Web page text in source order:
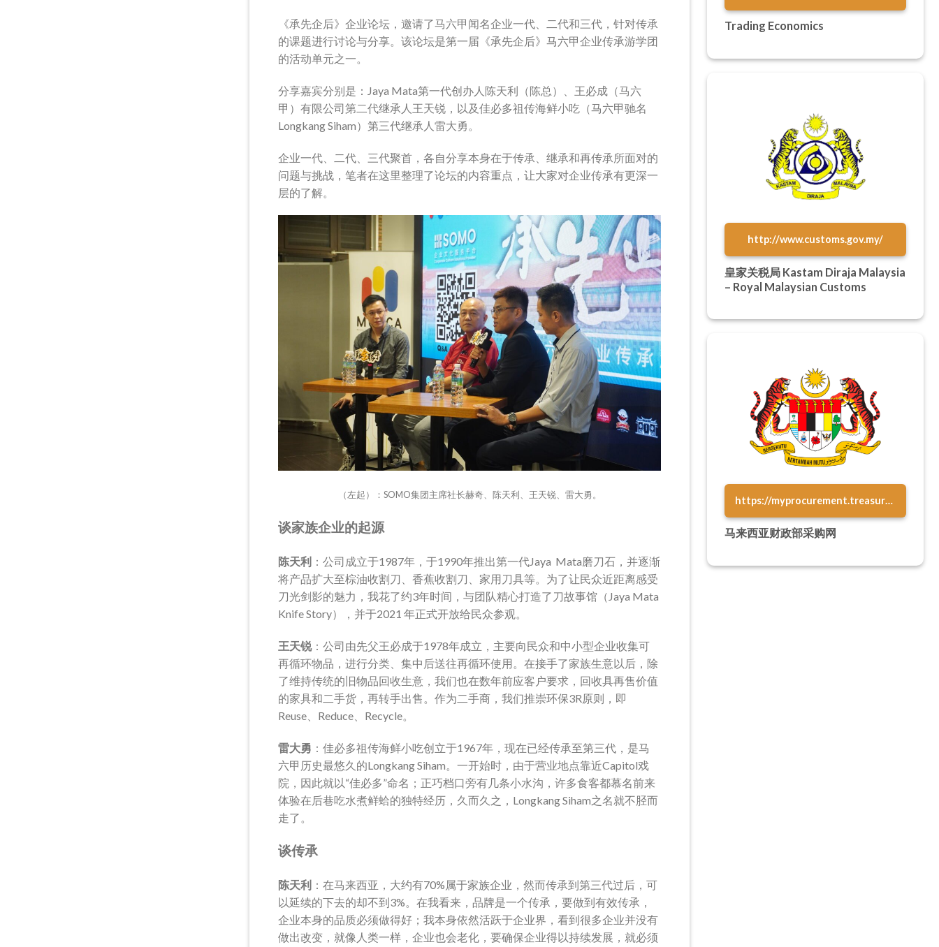
《承先企后》企业论坛，邀请了马六甲闻名企业一代、二代和三代，针对传承
的课题进行讨论与分享。该论坛是第一届《承先企后》马六甲企业传承游学团
的活动单元之一。
分享嘉宾分别是：Jaya Mata第一代创办人陈天利（陈总）、王必成（马六
甲）有限公司第二代继承人王天锐，以及佳必多祖传海鲜小吃（马六甲驰名
Longkang Siham）第三代继承人雷大勇。
企业一代、二代、三代聚首，各自分享本身在于传承、继承和再传承所面对的
问题与挑战，笔者在这里整理了论坛的内容重点，让大家对企业传承有更深一
层的了解。
（左起）：SOMO集团主席社长赫奇、陈天利、王天锐、雷大勇。
谈家族企业的起源
陈天利 ：公司成立于1987年，于1990年推出第一代Jaya Mata磨刀石，并逐渐
将产品扩大至棕油收割刀、香蕉收割刀、家用刀具等。为了让民众近距离感受
刀光剑影的魅力，我花了约3年时间，与团队精心打造了刀故事馆（Jaya Mata
Knife Story），并于2021 年正式开放给民众参观。
王天锐：公司由先父王必成于1978年成立，主要向民众和中小型企业收集可
再循环物品，进行分类、集中后送往再循环使用。在接手了家族生意以后，除
了维持传统的旧物品回收生意，我们也在数年前应客户要求，回收具再售价值
的家具和二手货，再转手出售。作为二手商，我们推崇环保3R原则，即
Reuse、Reduce、Recycle。
雷大勇 ：佳必多祖传海鲜小吃创立于1967年，现在已经传承至第三代，是马
六甲历史最悠久的Longkang Siham。一开始时，由于营业地点靠近Capitol戏
院，因此就以“佳必多”命名；正巧档口旁有几条小水沟，许多食客都慕名前来
体验在后巷吃水煮鲜蛤的独特经历，久而久之，Longkang Siham之名就不胫而
走了。
谈传承
陈天利 ：在马来西亚，大约有70%属于家族企业，然而传承到第三代过后，可
以延续的下去的却不到3%。在我看来，品牌是一个传承，要做到有效传承，
企业本身的品质必须做得好；我本身依然活跃于企业界，看到很多企业并没有
做出改变，就像人类一样，企业也会老化，要确保企业得以持续发展，就必须
Trading Economics
http://www.customs.gov.my/
皇家关税局 Kastam Diraja Malaysia
– Royal Malaysian Customs
https://myprocurement.treasury.gov.my/
马来西亚财政部采购网